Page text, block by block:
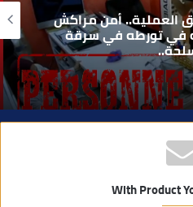
و
ي
ب
العملية.. أمن مراكش
في تورطه في سرقة
With Product